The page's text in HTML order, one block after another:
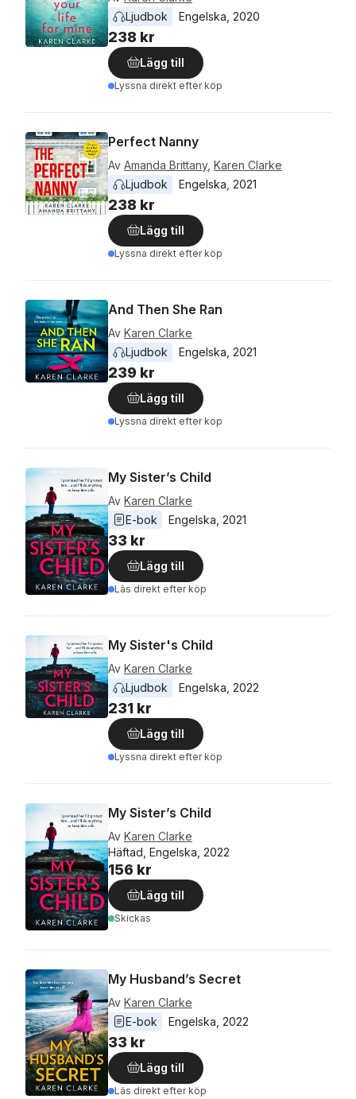
Ljudbok
Engelska 2020
238 kr
Lägg till
Lyssna direkt efter köp
Perfect Nanny
Av Amanda Brittany, Karen Clarke
Ljudbok
Engelska 2021
238 kr
Lägg till
Lyssna direkt efter köp
And Then She Ran
Av Karen Clarke
Ljudbok
Engelska 2021
239 kr
Lägg till
Lyssna direkt efter köp
My Sister’s Child
Av Karen Clarke
E-bok
Engelska 2021
33 kr
Lägg till
Läs direkt efter köp
My Sister's Child
Av Karen Clarke
Ljudbok
Engelska 2022
231 kr
Lägg till
Lyssna direkt efter köp
My Sister’s Child
Av Karen Clarke
Häftad, Engelska, 2022
156 kr
Lägg till
Skickas
My Husband’s Secret
Av Karen Clarke
E-bok
Engelska 2022
33 kr
Lägg till
Läs direkt efter köp